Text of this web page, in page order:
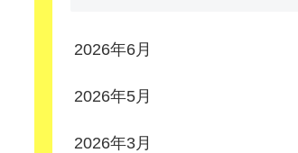
2026年6月
2026年5月
2026年3月